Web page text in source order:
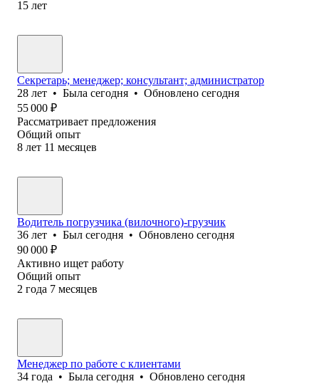
15 лет
Секретарь; менеджер; консультант; администратор
28 лет • Была сегодня • Обновлено сегодня
55 000 ₽
Рассматривает предложения
Общий опыт
8 лет 11 месяцев
Водитель погрузчика (вилочного)-грузчик
36 лет • Был сегодня • Обновлено сегодня
90 000 ₽
Активно ищет работу
Общий опыт
2 года 7 месяцев
Менеджер по работе с клиентами
34 года • Была сегодня • Обновлено сегодня